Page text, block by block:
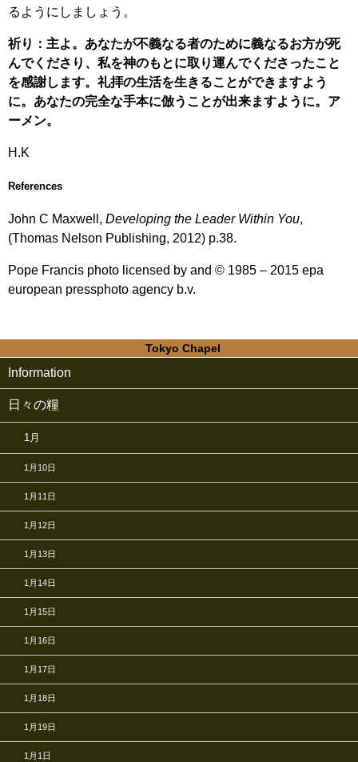
るようにしましょう。
祈り：主よ。あなたが不義なる者のために義なるお方が死
んでくださり、私を神のもとに取り運んでくださったこと
を感謝します。礼拝の生活を生きることができますよう
に。あなたの完全な手本に倣うことが出来ますように。ア
ーメン。
H.K
References
John C Maxwell, Developing the Leader Within You,
(Thomas Nelson Publishing, 2012) p.38.
Pope Francis photo licensed by and © 1985 – 2015 epa
european pressphoto agency b.v.
Tokyo Chapel
Information
日々の糧
1月
1月10日
1月11日
1月12日
1月13日
1月14日
1月15日
1月16日
1月17日
1月18日
1月19日
1月1日